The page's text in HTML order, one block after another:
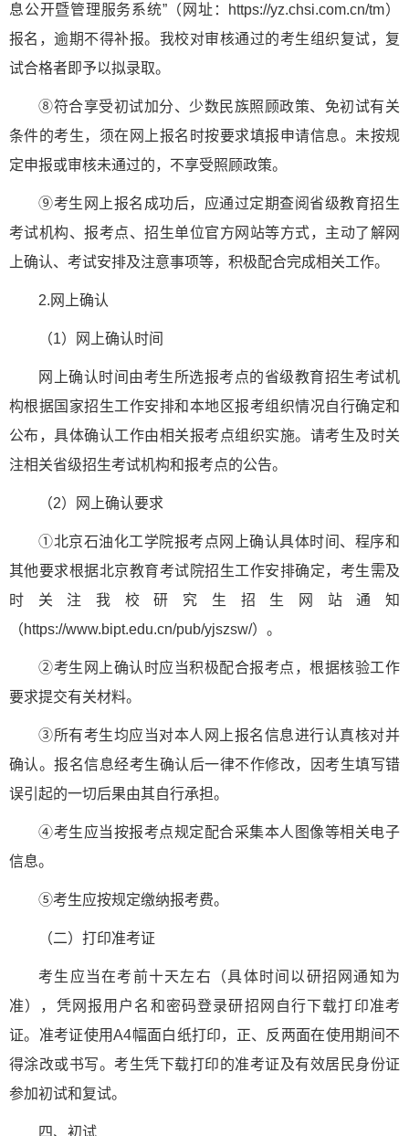
息公开暨管理服务系统”（网址：https://yz.chsi.com.cn/tm）
报名，逾期不得补报。我校对审核通过的考生组织复试，复
试合格者即予以拟录取。
⑧符合享受初试加分、少数民族照顾政策、免初试有关
条件的考生，须在网上报名时按要求填报申请信息。未按规
定申报或审核未通过的，不享受照顾政策。
⑨考生网上报名成功后，应通过定期查阅省级教育招生
考试机构、报考点、招生单位官方网站等方式，主动了解网
上确认、考试安排及注意事项等，积极配合完成相关工作。
2.网上确认
（1）网上确认时间
网上确认时间由考生所选报考点的省级教育招生考试机
构根据国家招生工作安排和本地区报考组织情况自行确定和
公布，具体确认工作由相关报考点组织实施。请考生及时关
注相关省级招生考试机构和报考点的公告。
（2）网上确认要求
①北京石油化工学院报考点网上确认具体时间、程序和
其他要求根据北京教育考试院招生工作安排确定，考生需及
时关注我校研究生招生网站通知
（https://www.bipt.edu.cn/pub/yjszsw/）。
②考生网上确认时应当积极配合报考点，根据核验工作
要求提交有关材料。
③所有考生均应当对本人网上报名信息进行认真核对并
确认。报名信息经考生确认后一律不作修改，因考生填写错
误引起的一切后果由其自行承担。
④考生应当按报考点规定配合采集本人图像等相关电子
信息。
⑤考生应按规定缴纳报考费。
（二）打印准考证
考生应当在考前十天左右（具体时间以研招网通知为
准），凭网报用户名和密码登录研招网自行下载打印准考
证。准考证使用A4幅面白纸打印，正、反两面在使用期间不
得涂改或书写。考生凭下载打印的准考证及有效居民身份证
参加初试和复试。
四、初试